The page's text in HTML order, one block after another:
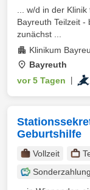
... w/d in der
Bayreuth Teilzeit
zunächst ...
Klinikum
Bayreuth
vor 5 Tagen
Geburtshilfe
Vollzeit
Sonderzahlung